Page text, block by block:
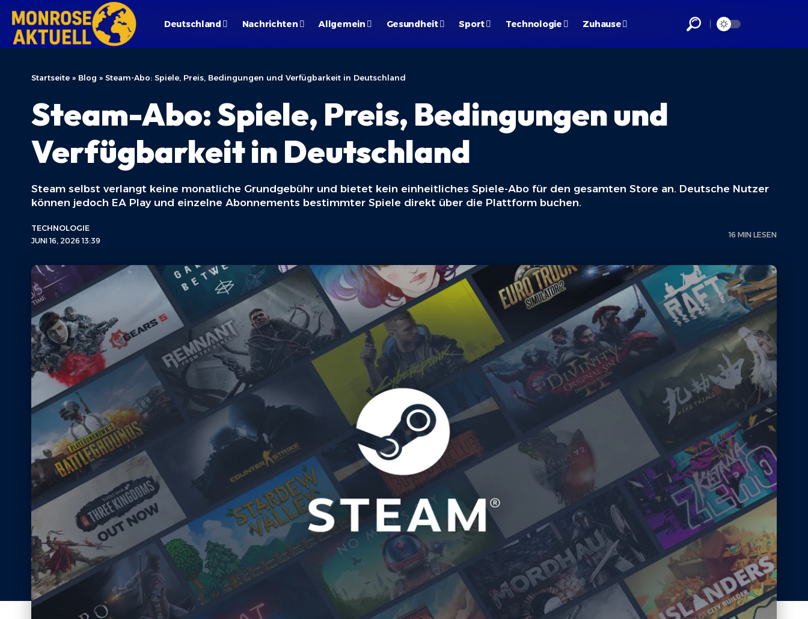
Deutschland Nachrichten Allgemein Gesundheit Sport Technologie Zuhause
Startseite » Blog » Steam-Abo: Spiele, Preis, Bedingungen und Verfügbarkeit in Deutschland
Steam-Abo: Spiele, Preis, Bedingungen und
Verfügbarkeit in Deutschland
Steam selbst verlangt keine monatliche Grundgebühr und bietet kein einheitliches Spiele-Abo für den gesamten Store an. Deutsche Nutzer
können jedoch EA Play und einzelne Abonnements bestimmter Spiele direkt über die Plattform buchen.
JUNI 16, 2026 13:39
TECHNOLOGIE
16 MIN LESEN